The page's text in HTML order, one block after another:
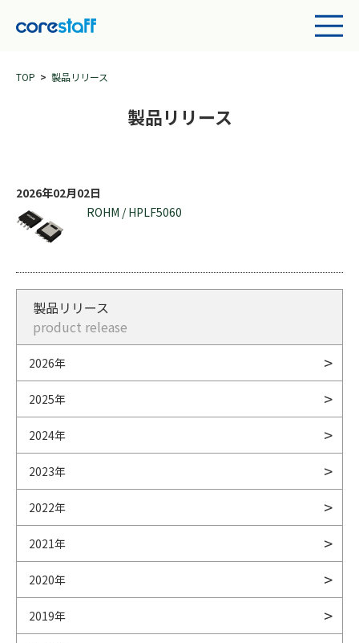
TOP 製品リリース
製品リリース
2026年02月02日
ROHM / HPLF5060
製品リリース
product release
2026年
2025年
2024年
2023年
2022年
2021年
2020年
2019年